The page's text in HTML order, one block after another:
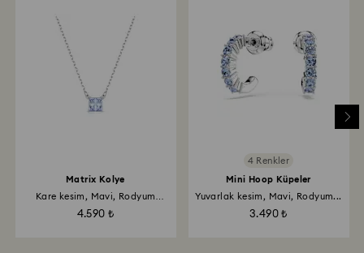
için pamuklu eldiven takmanız önerilir.
Matrix Kolye
Kare kesim, Mavi, Rodyum
4.590 ₺
4 Renkler
Mini Hoop Küpeler
Yuvarlak kesim, Mavi, Rodyum...
3.490 ₺